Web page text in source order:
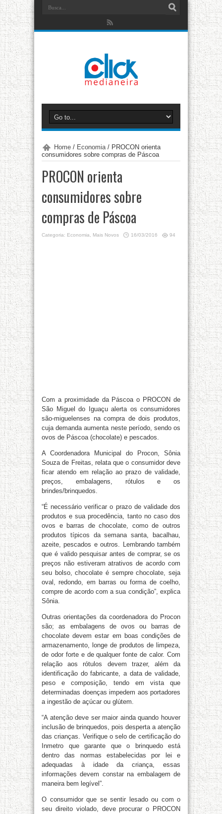
Home / Economia/ PROCON orienta
consumidores sobre compras de Páscoa
PROCON orienta
consumidores sobre
compras de Páscoa
Categoria: Economia Mais Novos 16/03/2016 94
Com a proximidade da Páscoa o PROCON de
São Miguel do Iguaçu alerta os consumidores
são-miguelenses na compra de dois produtos,
cuja demanda aumenta neste período, sendo os
ovos de Páscoa (chocolate) e pescados.
A Coordenadora Municipal do Procon, Sônia
Souza de Freitas, relata que o consumidor deve
ficar atendo em relação ao prazo de validade,
preços, embalagens, rótulos e os
brindes/brinquedos.
“É necessário verificar o prazo de validade dos
produtos e sua procedência, tanto no caso dos
ovos e barras de chocolate, como de outros
produtos típicos da semana santa, bacalhau,
azeite, pescados e outros. Lembrando também
que é valido pesquisar antes de comprar, se os
preços não estiveram atrativos de acordo com
seu bolso, chocolate é sempre chocolate, seja
oval, redondo, em barras ou forma de coelho,
compre de acordo com a sua condição”, explica
Sônia.
Outras orientações da coordenadora do Procon
são; as embalagens de ovos ou barras de
chocolate devem estar em boas condições de
armazenamento, longe de produtos de limpeza,
de odor forte e de qualquer fonte de calor. Com
relação aos rótulos devem trazer, além da
identificação do fabricante, a data de validade,
peso e composição, tendo em vista que
determinadas doenças impedem aos portadores
a ingestão de açúcar ou glútem.
“A atenção deve ser maior ainda quando houver
inclusão de brinquedos, pois desperta a atenção
das crianças. Verifique o selo de certificação do
Inmetro que garante que o brinquedo está
dentro das normas estabelecidas por lei e
adequadas à idade da criança, essas
informações devem constar na embalagem de
maneira bem legível”.
O consumidor que se sentir lesado ou com o
seu direito violado, deve procurar o PROCON